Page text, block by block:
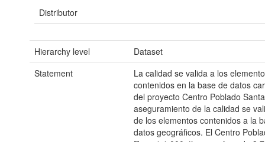
Distributor
Hierarchy level
Dataset
Statement
La calidad se valida a los
contenidos en la base de datos
del proyecto Centro Poblado
aseguramiento de la calidad se
de los elementos contenidos a la
datos geográficos. El Centro